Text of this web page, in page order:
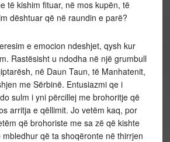
të kishim fituar, në mos kupën, të
dështuar që në raundin e parë?
e emocion ndeshjet, qysh kur
Rastësisht u ndodha në një grumbull
në Daun Taun, të Manhatenit,
me Sërbinë. Entusiazmi qe i
sulm i yni përcillej me brohoritje që
arritja e qëllimit. Jo vetëm kaq, por
që brohoriste me sa zë që kishte
që ta shoqëronte në thirrjen